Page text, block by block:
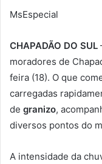
MsEspecial
CHAPADÃO DO SUL
moradores de
feira (18). O que
carregadas
de granizo,
diversos pontos do
A intensidade da